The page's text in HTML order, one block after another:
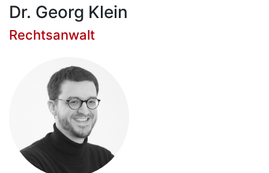
Dr. Georg Klein
Rechtsanwalt